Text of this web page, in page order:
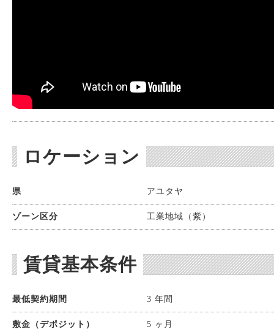
ロケーション
県 アユタヤ
ゾーン区分 工業地域（紫）
賃貸基本条件
最低契約期間 3 年間
敷金（デポジット） 5 ヶ月